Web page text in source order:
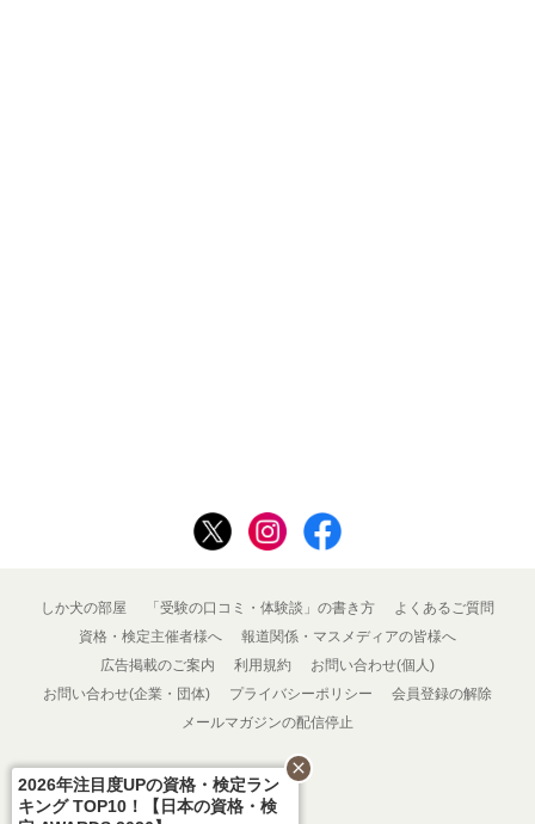
しか犬の部屋 「受験の口コミ・体験談」の書き方
よくあるご質問
資格・検定主催者様へ
報道関係・マスメディアの皆様へ
広告掲載のご案内
利用規約
お問い合わせ(個人)
お問い合わせ(企業・団体)
プライバシーポリシー
会員登録の解除
メールマガジンの配信停止
2026年注目度UPの資格・検定ラン
キング TOP10！【日本の資格・検
close